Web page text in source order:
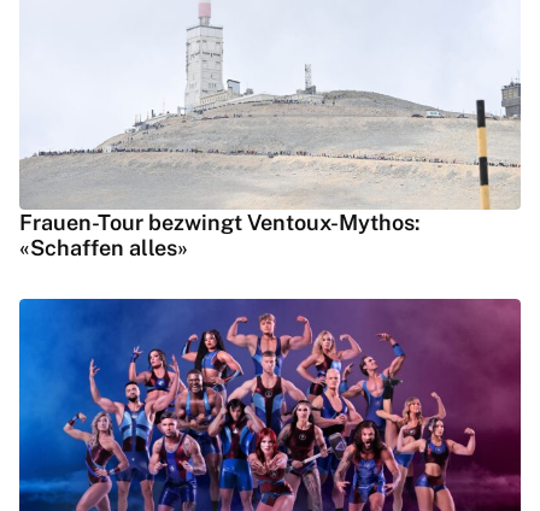
Frauen-Tour bezwingt Ventoux-Mythos:
«Schaffen alles»